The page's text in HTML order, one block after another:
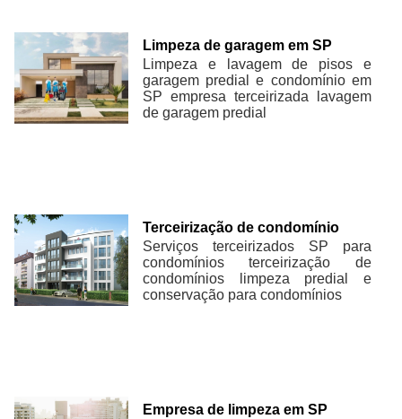
Limpeza de garagem em SP
Limpeza e lavagem de pisos e
garagem predial e condomínio em
SP empresa terceirizada lavagem
de garagem predial
Terceirização de condomínio
Serviços terceirizados SP para
condomínios terceirização de
condomínios limpeza predial e
conservação para condomínios
Empresa de limpeza em SP